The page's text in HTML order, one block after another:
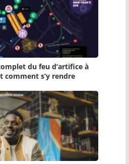
du feu d’artifice à
comment s’y rendre